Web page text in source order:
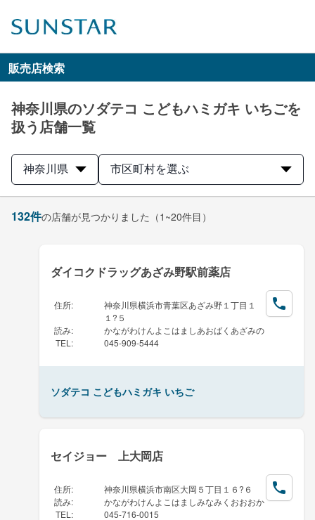
販売店検索
神奈川県のソダテコ こどもハミガキ いちごを
扱う店舗一覧
神奈川県 市区町村を選ぶ
132件の店舗が見つかりました （1~20件目）
ダイコクドラッグあざみ野駅前薬店
住所:
神奈川県横浜市青葉区あざみ野１丁目１
１?５
読み:
かながわけんよこはましあおばくあざみの
TEL : 045-909-5444
ソダテコ こどもハミガキ いちご
セイジョー 上大岡店
住所:
神奈川県横浜市南区大岡５丁目１６?６
読み:
かながわけんよこはましみなみくおおおか
TEL : 045-716-0015